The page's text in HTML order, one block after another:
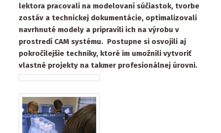
lektora pracovali na modelovaní súčiastok, tvorbe
zostáv a technickej dokumentácie, optimalizovali
navrhnuté modely a pripravili ich na výrobu v
prostredí CAM systému. Postupne si osvojili aj
pokročilejšie techniky, ktoré im umožnili vytvoriť
vlastné projekty na takmer profesionálnej úrovni.